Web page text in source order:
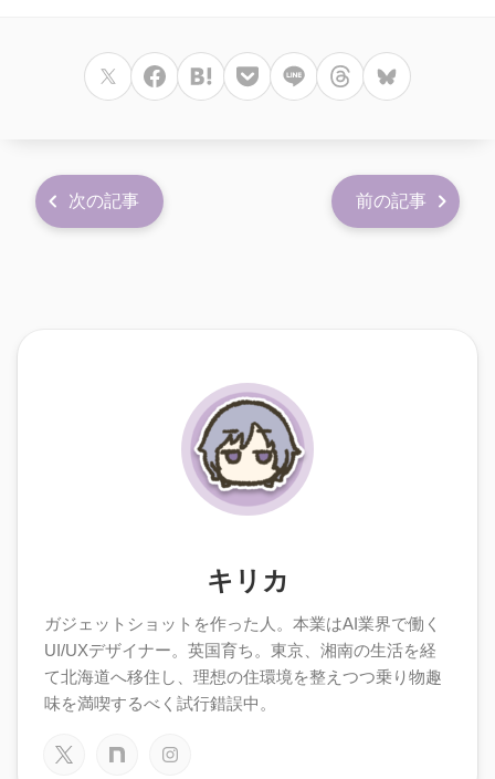
次の記事 前の記事
キリカ
ガジェットショットを作った人。本業はAI業界で働く
UI/UXデザイナー。英国育ち。東京、湘南の生活を経
て北海道へ移住し、理想の住環境を整えつつ乗り物趣
味を満喫するべく試行錯誤中。